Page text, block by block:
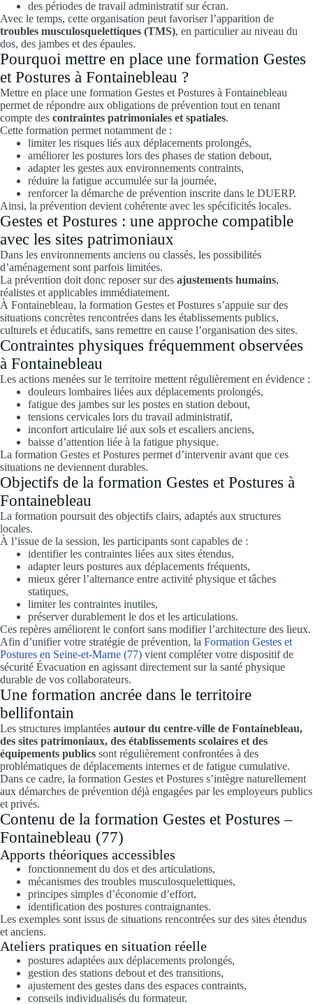
des périodes de travail administratif sur écran.
Avec le temps, cette organisation peut favoriser l’apparition de
troubles musculosquelettiques (TMS), en particulier au niveau du
dos, des jambes et des épaules.
Pourquoi mettre en place une formation Gestes
et Postures à Fontainebleau ?
Mettre en place une formation Gestes et Postures à Fontainebleau
permet de répondre aux obligations de prévention tout en tenant
compte des contraintes patrimoniales et spatiales.
Cette formation permet notamment de :
limiter les risques liés aux déplacements prolongés,
améliorer les postures lors des phases de station debout,
adapter les gestes aux environnements contraints,
réduire la fatigue accumulée sur la journée,
renforcer la démarche de prévention inscrite dans le DUERP.
Ainsi, la prévention devient cohérente avec les spécificités locales.
Gestes et Postures : une approche compatible
avec les sites patrimoniaux
Dans les environnements anciens ou classés, les possibilités
d’aménagement sont parfois limitées.
La prévention doit donc reposer sur des ajustements humains,
réalistes et applicables immédiatement.
À Fontainebleau, la formation Gestes et Postures s’appuie sur des
situations concrètes rencontrées dans les établissements publics,
culturels et éducatifs, sans remettre en cause l’organisation des sites.
Contraintes physiques fréquemment observées
à Fontainebleau
Les actions menées sur le territoire mettent régulièrement en évidence :
douleurs lombaires liées aux déplacements prolongés,
fatigue des jambes sur les postes en station debout,
tensions cervicales lors du travail administratif,
inconfort articulaire lié aux sols et escaliers anciens,
baisse d’attention liée à la fatigue physique.
La formation Gestes et Postures permet d’intervenir avant que ces
situations ne deviennent durables.
Objectifs de la formation Gestes et Postures à
Fontainebleau
La formation poursuit des objectifs clairs, adaptés aux structures
locales.
À l’issue de la session, les participants sont capables de :
identifier les contraintes liées aux sites étendus,
adapter leurs postures aux déplacements fréquents,
mieux gérer l’alternance entre activité physique et tâches
statiques,
limiter les contraintes inutiles,
préserver durablement le dos et les articulations.
Ces repères améliorent le confort sans modifier l’architecture des lieux.
Afin d’unifier votre stratégie de prévention, la Formation Gestes et
Postures en Seine-et-Marne (77) vient compléter votre dispositif de
sécurité Évacuation en agissant directement sur la santé physique
durable de vos collaborateurs.
Une formation ancrée dans le territoire
bellifontain
Les structures implantées autour du centre-ville de Fontainebleau,
des sites patrimoniaux, des établissements scolaires et des
équipements publics sont régulièrement confrontées à des
problématiques de déplacements internes et de fatigue cumulative.
Dans ce cadre, la formation Gestes et Postures s’intègre naturellement
aux démarches de prévention déjà engagées par les employeurs publics
et privés.
Contenu de la formation Gestes et Postures –
Fontainebleau (77)
Apports théoriques accessibles
fonctionnement du dos et des articulations,
mécanismes des troubles musculosquelettiques,
principes simples d’économie d’effort,
identification des postures contraignantes.
Les exemples sont issus de situations rencontrées sur des sites étendus
et anciens.
Ateliers pratiques en situation réelle
postures adaptées aux déplacements prolongés,
gestion des stations debout et des transitions,
ajustement des gestes dans des espaces contraints,
conseils individualisés du formateur.